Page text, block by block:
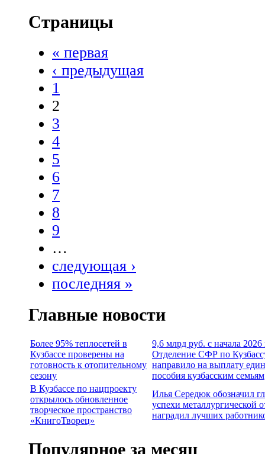
Страницы
« первая
‹ предыдущая
1
2
3
4
5
6
7
8
9
…
следующая ›
последняя »
Главные новости
Более 95% теплосетей в
Кузбассе проверены на
готовность к отопительному
сезону
9,6 млрд руб. с начала 2026
Отделение СФР по
направило на выплату
пособия кузбасским семьям
В Кузбассе по нацпроекту
открылось обновленное
творческое пространство
«КнигоТворец»
Илья Середюк обозначил
успехи металлургической
наградил лучших
Популярное за месяц